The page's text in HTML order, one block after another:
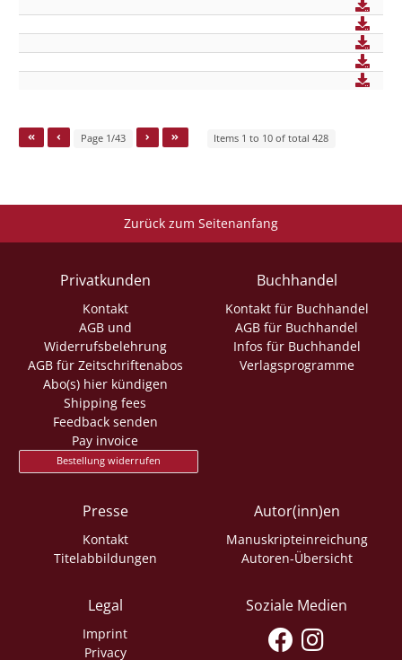
Page 1/43 Items 1 to 10 of total 428
Zurück zum Seitenanfang
Privatkunden
Kontakt
AGB und
Widerrufsbelehrung
AGB für Zeitschriftenabos
Abo(s) hier kündigen
Shipping fees
Feedback senden
Pay invoice
Bestellung widerrufen
Buchhandel
Kontakt für Buchhandel
AGB für Buchhandel
Infos für Buchhandel
Verlagsprogramme
Presse
Kontakt
Titelabbildungen
Autor(inn)en
Manuskripteinreichung
Autoren-Übersicht
Legal
Imprint
Privacy
Soziale Medien